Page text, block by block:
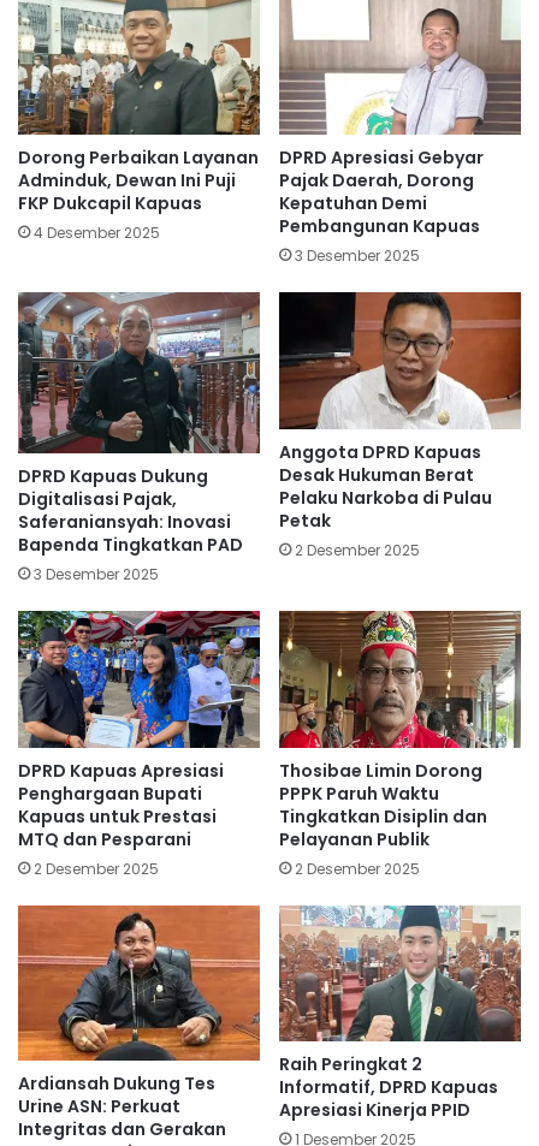
Dorong Perbaikan Layanan
Adminduk, Dewan Ini Puji
FKP Dukcapil Kapuas
4 Desember 2025
DPRD Apresiasi Gebyar
Pajak Daerah, Dorong
Kepatuhan Demi
Pembangunan Kapuas
3 Desember 2025
DPRD Kapuas Dukung
Digitalisasi Pajak,
Saferaniansyah: Inovasi
Bapenda Tingkatkan PAD
3 Desember 2025
Anggota DPRD Kapuas
Desak Hukuman Berat
Pelaku Narkoba di Pulau
Petak
2 Desember 2025
DPRD Kapuas Apresiasi
Penghargaan Bupati
Kapuas untuk Prestasi
MTQ dan Pesparani
2 Desember 2025
Thosibae Limin Dorong
PPPK Paruh Waktu
Tingkatkan Disiplin dan
Pelayanan Publik
2 Desember 2025
Ardiansah Dukung Tes
Urine ASN: Perkuat
Integritas dan Gerakan
Raih Peringkat 2
Informatif, DPRD Kapuas
Apresiasi Kinerja PPID
1 Desember 2025